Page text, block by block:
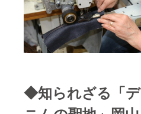
◆知られざる「デ